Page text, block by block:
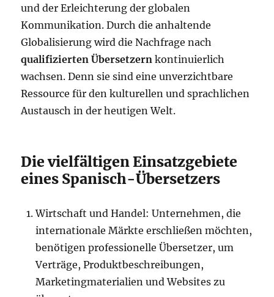
und der Erleichterung der globalen
Kommunikation. Durch die anhaltende
Globalisierung wird die Nachfrage nach
qualifizierten Übersetzern kontinuierlich
wachsen. Denn sie sind eine unverzichtbare
Ressource für den kulturellen und sprachlichen
Austausch in der heutigen Welt.
Die vielfältigen Einsatzgebiete
eines Spanisch-Übersetzers
Wirtschaft und Handel: Unternehmen, die
internationale Märkte erschließen möchten,
benötigen professionelle Übersetzer, um
Verträge, Produktbeschreibungen,
Marketingmaterialien und Websites zu